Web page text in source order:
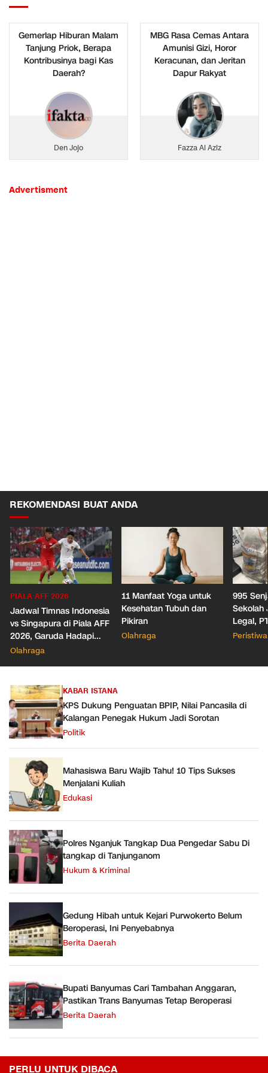
Gemerlap Hiburan Malam
Tanjung Priok, Berapa
Kontribusinya bagi Kas
Daerah?
Den Jojo
MBG Rasa Cemas Antara
Amunisi Gizi, Horor
Keracunan, dan Jeritan
Dapur Rakyat
Fazza Al Aziz
Advertisment
REKOMENDASI BUAT ANDA
PIALA AFF 2026
Jadwal Timnas Indonesia
vs Singapura di Piala AFF
2026, Garuda Hadapi
Laga Penentuan
Olahraga
11 Manfaat Yoga untuk
Kesehatan Tubuh dan
Pikiran
Olahraga
995
Sekolah
Legal,
Izin
Peristiwa
KABAR ISTANA
KPS Dukung Penguatan BPIP, Nilai Pancasila di
Kalangan Penegak Hukum Jadi Sorotan
Politik
Mahasiswa Baru Wajib Tahu! 10 Tips Sukses
Menjalani Kuliah
Edukasi
Polres Nganjuk Tangkap Dua Pengedar Sabu Di
tangkap di Tanjunganom
Hukum & Kriminal
Gedung Hibah untuk Kejari Purwokerto Belum
Beroperasi, Ini Penyebabnya
Berita Daerah
Bupati Banyumas Cari Tambahan Anggaran,
Pastikan Trans Banyumas Tetap Beroperasi
Berita Daerah
PERLU UNTUK DIBACA